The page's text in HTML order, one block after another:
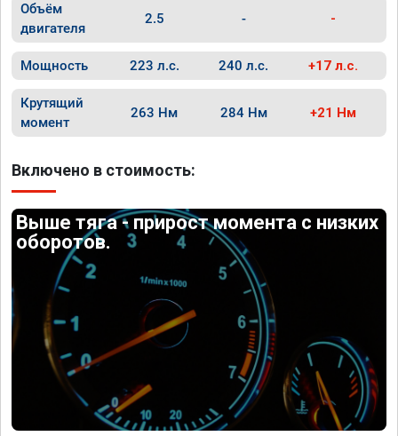
Объём
двигателя
2.5 - -
Мощность 223 л.с. 240 л.с. +17 л.с.
Крутящий
момент
263 Нм 284 Нм +21 Нм
Включено в стоимость:
Выше тяга - прирост момента с низких
оборотов.